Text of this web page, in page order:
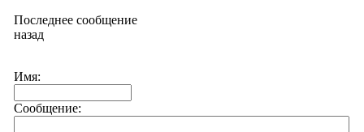
Последнее сообщение
назад
Имя:
Сообщение: